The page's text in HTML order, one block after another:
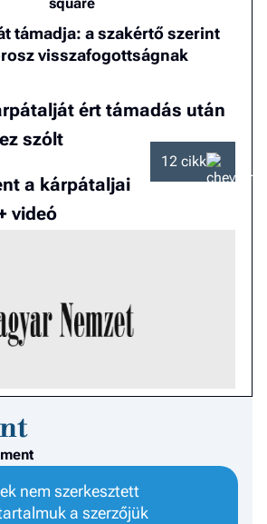
támadja: a szakértő szerint
visszafogottságnak
ért támadás után
szólt
a kárpátaljai
videó
12 cikk
nem szerkesztett
a szerzőjük